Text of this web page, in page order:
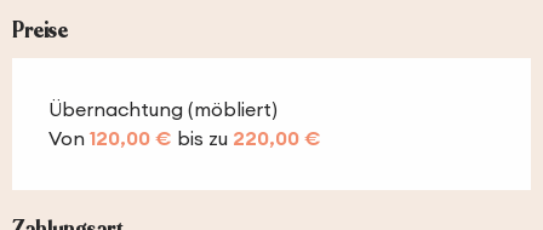
Preise
Übernachtung (möbliert)
Von 120,00 € bis zu 220,00 €